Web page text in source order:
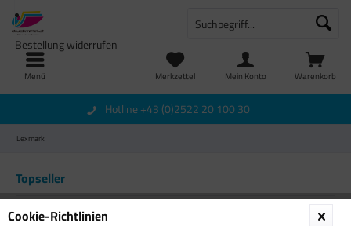
Menü Warenkorb
Merkzettel
Bestellung widerrufen
Mein Konto
Hotline +43 (0)2522 20 100 30
Lexmark
Topseller
Cookie-Richtlinien